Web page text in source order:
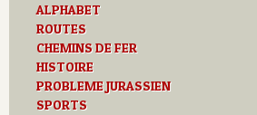
ALPHABET
ROUTES
CHEMINS DE FER
HISTOIRE
PROBLEME JURASSIEN
SPORTS